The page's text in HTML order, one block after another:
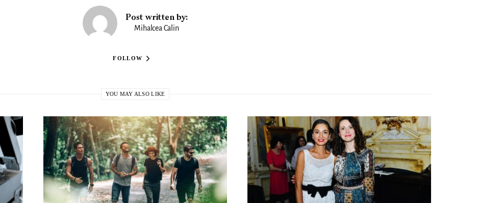
Post written by:
Mihalcea Calin
FOLLOW
YOU MAY ALSO LIKE